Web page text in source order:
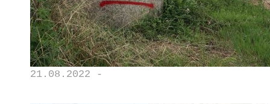
21.08.2022 -